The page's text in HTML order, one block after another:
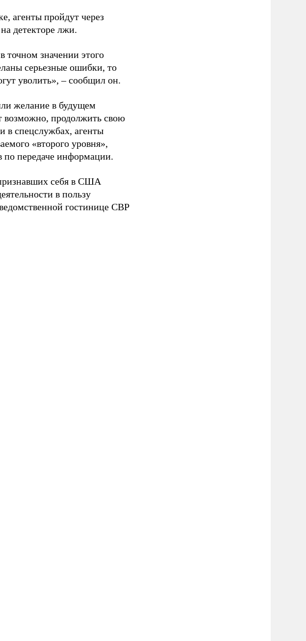
агенты пройдут через
детекторе лжи.
точном значении этого
серьезные ошибки, то
уволить»,–сообщил он.
желание в будущем
возможно, продолжить свою
в спецслужбах, агенты
«второго уровня»,
передаче информации.
себя в США
в пользу
гостинице СВР